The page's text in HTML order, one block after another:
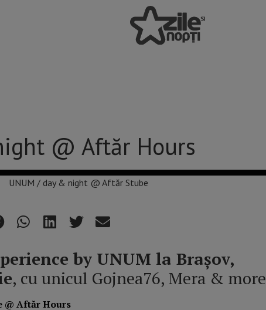
@ Aftăr Hours
by UNUM la Brașov,
, cu unicul Gojnea76, Mera & more
@ Aftăr Hours